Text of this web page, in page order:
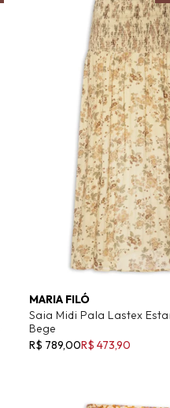
MARIA FILÓ
Saia Midi Pala Lastex
Bege
R$ 789,00R$ 473,90